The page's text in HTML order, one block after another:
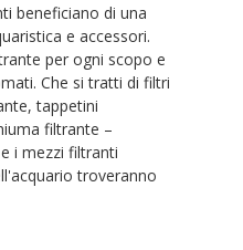
beneficiano di una
e accessori.
per ogni scopo e
Che si tratti di filtri
tappetini
filtrante –
i mezzi filtranti
troveranno